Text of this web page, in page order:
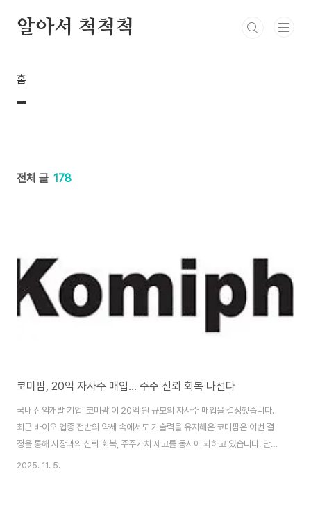
알아서 척척척
홈
전체 글 178
코미팜, 20억 자사주 매입… 주주 신뢰 회복 나선다
국내 신약개발 기업 '코미팜'이 20억 원 규모의 자사주 매입을 결정했습니다.
최근 바이오 업종 전반의 약세 속에서도 기술력을 유지해온 코미팜은 이번 결
정을 통해 시장과의 신뢰 회복, 주주가치 제고를 동시에 꾀하고 있습니다. 단순
한 주가 부양이 아닌, 중장기 전략의 일환으로 평가받고 있는 자사주 매입. 그
2025. 11. 5.